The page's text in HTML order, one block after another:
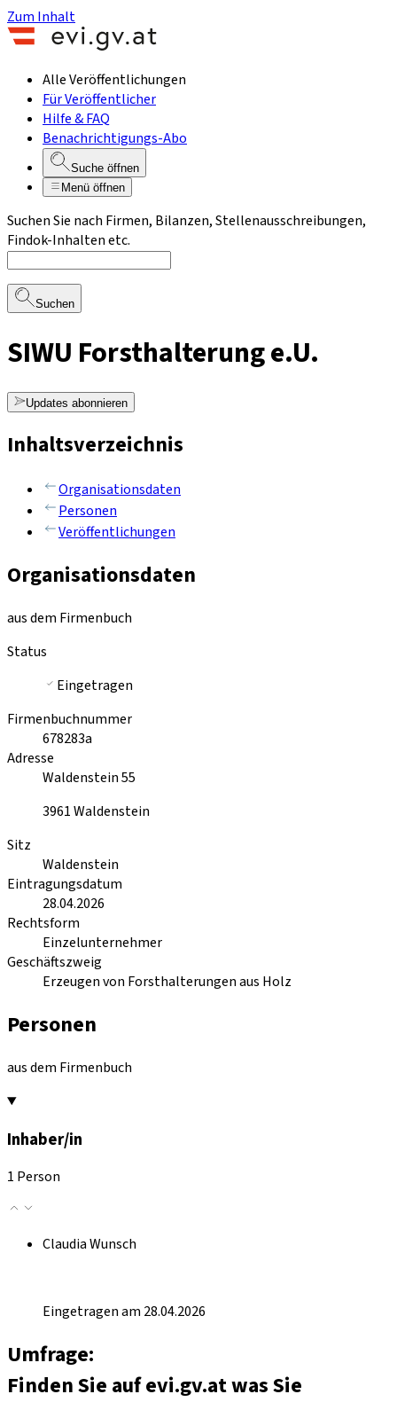
Zum Inhalt
Alle Veröffentlichungen
Für Veröffentlicher
Hilfe & FAQ
Benachrichtigungs-Abo
Suche öffnen
Menü öffnen
Suchen Sie nach Firmen, Bilanzen, Stellenausschreibungen,
Findok-Inhalten etc.
Suchen
SIWU Forsthalterung e.U.
Updates abonnieren
Inhaltsverzeichnis
Organisationsdaten
Personen
Veröffentlichungen
Organisationsdaten
aus dem Firmenbuch
Status
Eingetragen
Firmenbuchnummer
678283a
Adresse
Waldenstein 55
3961Waldenstein
Sitz
Waldenstein
Eintragungsdatum
28.04.2026
Rechtsform
Einzelunternehmer
Geschäftszweig
Erzeugen von Forsthalterungen aus Holz
Personen
aus dem Firmenbuch
Inhaber/in
1 Person
Claudia Wunsch
Eingetragen am 28.04.2026
Umfrage:
Finden Sie auf evi.gv.at was Sie